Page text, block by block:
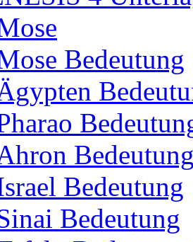
Bedeutung
Bedeutung
Bedeutung